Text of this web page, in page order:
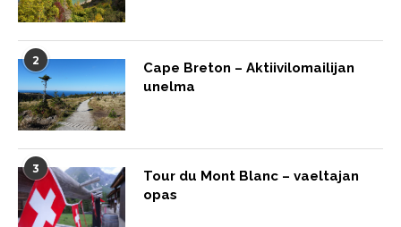
2
Cape Breton – Aktiivilomailijan
unelma
3
Tour du Mont Blanc – vaeltajan
opas